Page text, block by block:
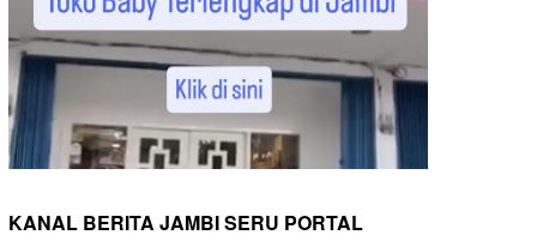
KANAL BERITA JAMBI SERU PORTAL